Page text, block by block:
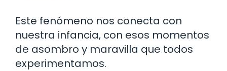
Este fenómeno nos conecta con
nuestra infancia, con esos momentos
de asombro y maravilla que todos
experimentamos.